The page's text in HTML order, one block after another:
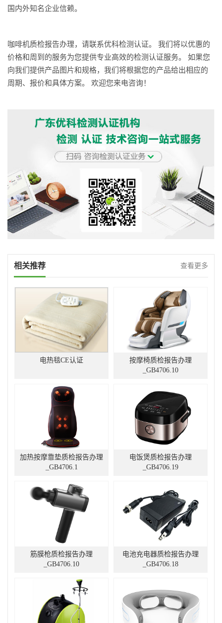
国内外知名企业信赖。
咖啡机质检报告办理，请联系优科检测认证。 我们将以优惠的
价格和周到的服务为您提供专业高效的检测认证服务。 如果您
向我们提供产品图片和规格，我们将根据您的产品给出相应的
周期、报价和具体方案。 欢迎您来电咨询！
相关推荐 查看更多
电热毯CE认证
按摩椅质检报告办理
_GB4706.10
加热按摩靠垫质检报告办理
_GB4706.1
电饭煲质检报告办理
_GB4706.19
筋膜枪质检报告办理
_GB4706.10
电池充电器质检报告办理
_GB4706.18